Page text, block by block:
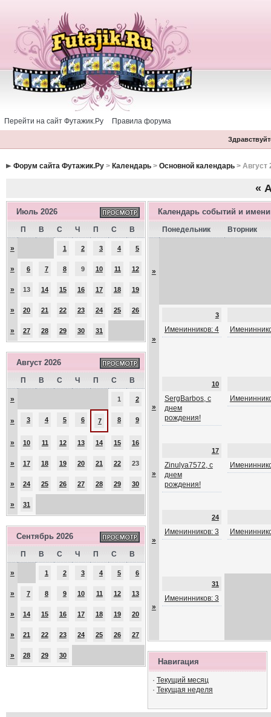
Перейти на сайт Футажик.Ру Правила форума
Форум сайта Футажик.Ру> Календарь> Основной календарь> Август
«
Июль 2026
П В С Ч П С В
» 1 2 3 4 5
» 6 7 8 9 10 11 12
» 13 14 15 16 17 18 19
» 20 21 22 23 24 25 26
» 27 28 29 30 31
Август 2026
П В С Ч П С В
» 1 2
» 3 4 5 6 7 8 9
» 10 11 12 13 14 15 16
» 17 18 19 20 21 22 23
» 24 25 26 27 28 29 30
» 31
Сентябрь 2026
П В С Ч П С В
» 1 2 3 4 5 6
» 7 8 9 10 11 12 13
» 14 15 16 17 18 19 20
» 21 22 23 24 25 26 27
» 28 29 30
Календарь событий и
Понедельник Вторник
»
»
3
Именинников: 4
»
10
SergBarbos, с
днем
рождения!
»
17
Zinulya7572, с
днем
рождения!
»
24
Именинников: 3
»
31
Именинников: 3
Навигация
· Текущий месяц
· Текущая неделя